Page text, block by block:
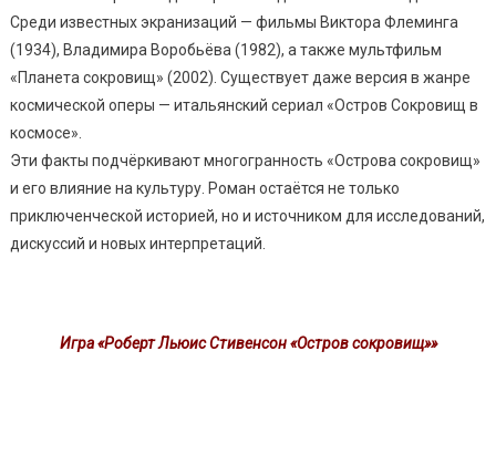
Среди известных экранизаций — фильмы Виктора Флеминга
(1934), Владимира Воробьёва (1982), а также мультфильм
«Планета сокровищ» (2002). Существует даже версия в жанре
космической оперы — итальянский сериал «Остров Сокровищ в
космосе».
Эти факты подчёркивают многогранность «Острова сокровищ»
и его влияние на культуру. Роман остаётся не только
приключенческой историей, но и источником для исследований,
дискуссий и новых интерпретаций.
Игра «Роберт Льюис Стивенсон «Остров сокровищ»»